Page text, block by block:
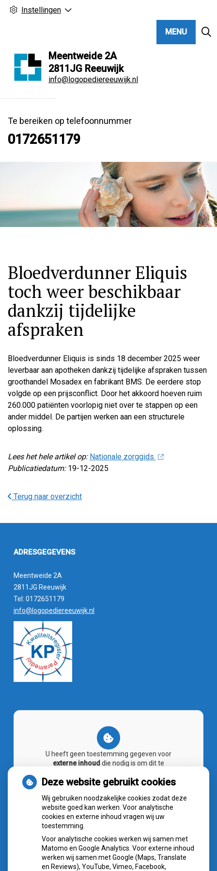
Instellingen
Meentweide 2A
2811JG Reeuwijk
info@logopediereeuwijk.nl
Te bereiken op telefoonnummer
0172651179
MENU
Bloedverdunner Eliquis
toch weer beschikbaar
dankzij tijdelijke
afspraken
Bloedverdunner Eliquis is sinds 18 december 2025 weer
leverbaar aan apotheken dankzij tijdelijke afspraken tussen
groothandel Mosadex en fabrikant BMS. De eerdere stop
volgde op een prijsconflict. Door het akkoord hoeven ruim
260.000 patiënten voorlopig niet over te stappen op een
ander middel. De partijen werken aan een structurele
oplossing.
Lees het hele artikel op: Nationale zorggids
Publicatiedatum: 19-12-2025
Terug naar overzicht
ADRESGEGEVENS
Meentweide 2A
2811JG Reeuwijk
Tel: 0172651179
info@logopediereeuwijk.nl
U heeft geen toestemming gegeven voor
externe inhoud die nodig is om dit te
Cookie-instellingen wijzigen
Sterke buikspieren zonder sportschool? Deze 7
Deze website gebruikt cookies
Wij gebruiken noodzakelijke cookies zodat deze
website goed kan werken. Voor analytische
cookies en externe inhoud vragen wij uw
toestemming.
Voor analytische cookies werken wij samen met
Matomo en Google Analytics. Voor externe inhoud
werken wij samen met Google (Maps, Translate
en Reviews), YouTube, Vimeo, Facebook,